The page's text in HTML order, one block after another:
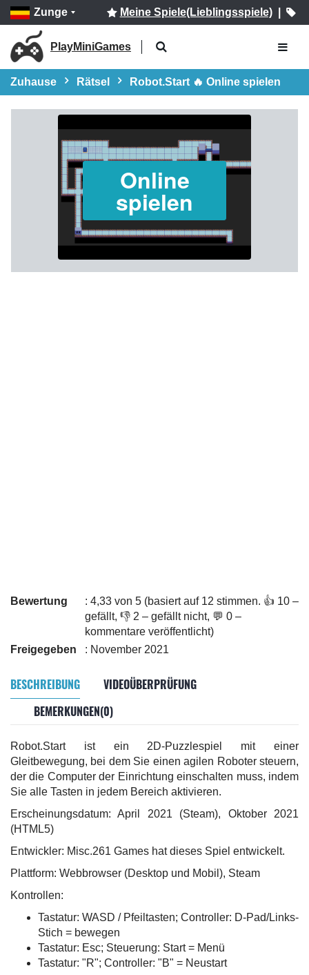
Zunge Meine Spiele(Lieblingsspiele)|
PlayMiniGames
Zuhause Rätsel Robot.Start 🔥 Online spielen
Online
spielen
Bewertung
: 4,33 von 5 (basiert auf 12 stimmen. 👍 10 –
gefällt, 👎 2 – gefällt nicht, 💬 0 –
kommentare veröffentlicht)
Freigegeben
: November 2021
BESCHREIBUNG
VIDEOÜBERPRÜFUNG
BEMERKUNGEN(0)
Robot.Start ist ein 2D-Puzzlespiel mit einer
Gleitbewegung, bei dem Sie einen agilen Roboter steuern,
der die Computer der Einrichtung einschalten muss, indem
Sie alle Tasten in jedem Bereich aktivieren.
Erscheinungsdatum: April 2021 (Steam), Oktober 2021
(HTML5)
Entwickler: Misc.261 Games hat dieses Spiel entwickelt.
Plattform: Webbrowser (Desktop und Mobil), Steam
Kontrollen:
Tastatur: WASD / Pfeiltasten; Controller: D-Pad/Links-
Stich = bewegen
Tastatur: Esc; Steuerung: Start = Menü
Tastatur: "R"; Controller: "B" = Neustart